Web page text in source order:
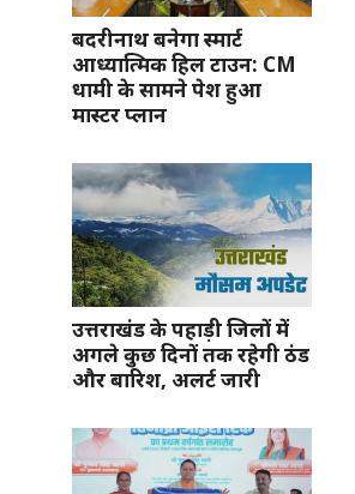
बदरीनाथ बनेगा स्मार्ट
आध्यात्मिक हिल टाउन: CM
धामी के सामने पेश हुआ
मास्टर प्लान
उत्तराखंड के पहाड़ी जिलों में
अगले कुछ दिनों तक रहेगी ठंड
और बारिश, अलर्ट जारी